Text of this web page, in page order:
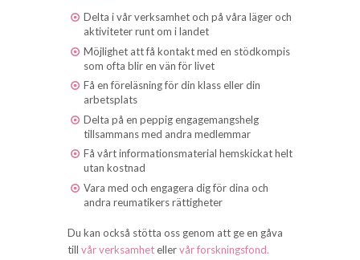
Delta i vår verksamhet och på våra läger och
aktiviteter runt om i landet
Möjlighet att få kontakt med en stödkompis
som ofta blir en vän för livet
Få en föreläsning för din klass eller din
arbetsplats
Delta på en peppig engagemangshelg
tillsammans med andra medlemmar
Få vårt informationsmaterial hemskickat helt
utan kostnad
Vara med och engagera dig för dina och
andra reumatikers rättigheter
Du kan också stötta oss genom att ge en gåva
till vår verksamhetellervår forskningsfond.